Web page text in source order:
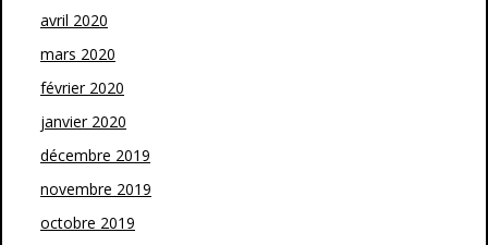
avril 2020
mars 2020
février 2020
janvier 2020
décembre 2019
novembre 2019
octobre 2019